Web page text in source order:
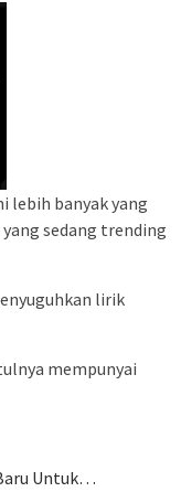
lebih banyak yang
yang sedang trending
lirik
mempunyai
Untuk…